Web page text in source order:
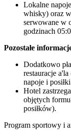
Lokalne
whisky) oraz
serwowane w
godzinach
Pozostałe
Dodatkowo
restauracje
napoje i
Hotel
objętych
posiłków).
Program sportowy i